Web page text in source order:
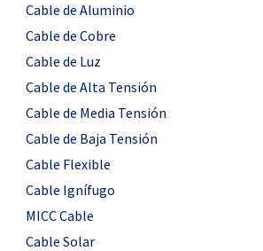
Cable de Aluminio
Cable de Cobre
Cable de Luz
Cable de Alta Tensión
Cable de Media Tensión
Cable de Baja Tensión
Cable Flexible
Cable Ignífugo
MICC Cable
Cable Solar